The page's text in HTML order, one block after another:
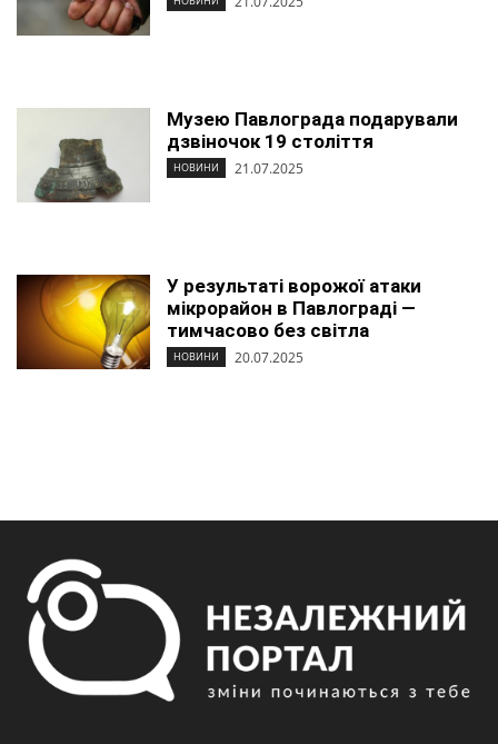
Музею Павлограда подарували
дзвіночок 19 століття
НОВИНИ 21.07.2025
У результаті ворожої атаки
мікрорайон в Павлограді —
тимчасово без світла
НОВИНИ 20.07.2025